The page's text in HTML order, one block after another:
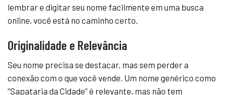
lembrar e digitar seu nome facilmente em uma busca
online, você está no caminho certo.
Originalidade e Relevância
Seu nome precisa se destacar, mas sem perder a
conexão com o que você vende. Um nome genérico como
“Sapataria da Cidade” é relevante, mas não tem